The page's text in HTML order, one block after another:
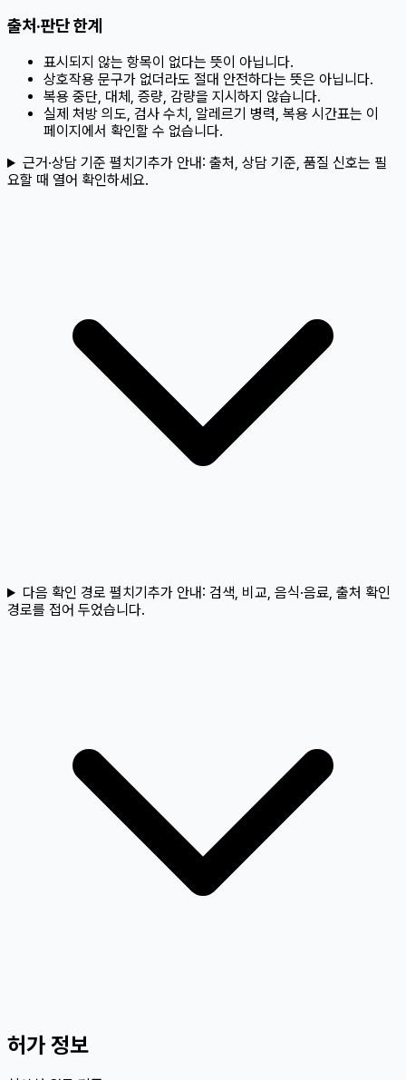
출처·판단 한계
표시되지 않는 항목이 없다는 뜻이 아닙니다.
상호작용 문구가 없더라도 절대 안전하다는 뜻은 아닙니다.
복용 중단, 대체, 증량, 감량을 지시하지 않습니다.
실제 처방 의도, 검사 수치, 알레르기 병력, 복용 시간표는 이
페이지에서 확인할 수 없습니다.
근거·상담 기준 펼치기추가 안내: 출처, 상담 기준, 품질 신호는 필
요할 때 열어 확인하세요.
다음 확인 경로 펼치기추가 안내: 검색, 비교, 음식·음료, 출처 확인
경로를 접어 두었습니다.
허가 정보